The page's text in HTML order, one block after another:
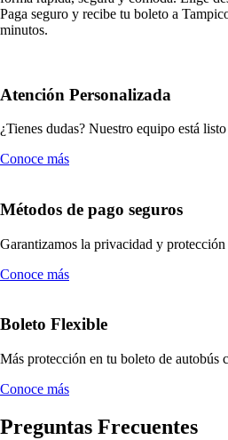
Paga seguro y recibe tu boleto a
minutos.
Atención Personalizada
¿Tienes dudas? Nuestro equipo está
Conoce más
Métodos de pago seguros
Garantizamos la privacidad y protección
Conoce más
Boleto Flexible
Más protección en tu boleto de autobús
Conoce más
Preguntas Frecuentes